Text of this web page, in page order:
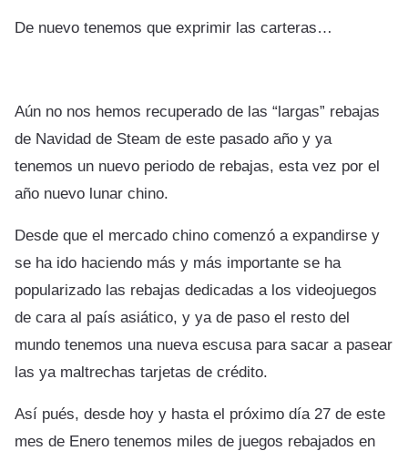
De nuevo tenemos que exprimir las carteras…
Aún no nos hemos recuperado de las “largas” rebajas
de Navidad de Steam de este pasado año y ya
tenemos un nuevo periodo de rebajas, esta vez por el
año nuevo lunar chino.
Desde que el mercado chino comenzó a expandirse y
se ha ido haciendo más y más importante se ha
popularizado las rebajas dedicadas a los videojuegos
de cara al país asiático, y ya de paso el resto del
mundo tenemos una nueva escusa para sacar a pasear
las ya maltrechas tarjetas de crédito.
Así pués, desde hoy y hasta el próximo día 27 de este
mes de Enero tenemos miles de juegos rebajados en